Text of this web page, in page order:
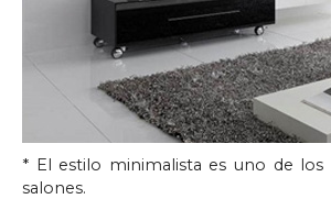
* El estilo minimalista es uno de
salones.